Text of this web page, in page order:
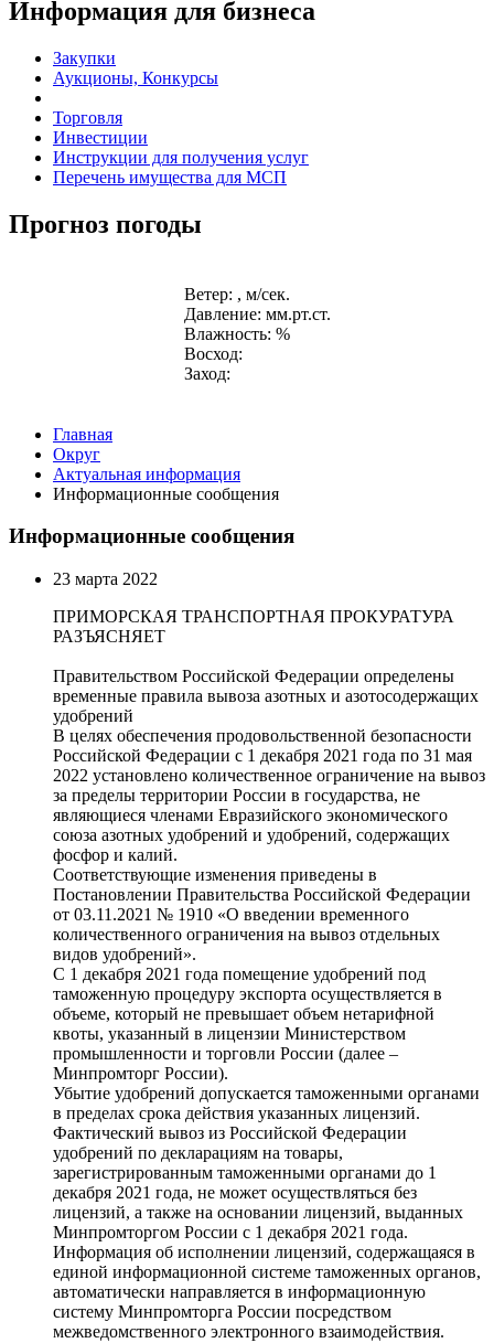
Информация для бизнеса
Закупки
Аукционы, Конкурсы
Торговля
Инвестиции
Инструкции для получения услуг
Перечень имущества для МСП
Прогноз погоды
Ветер: , м/сек.
Давление: мм.рт.ст.
Влажность: %
Восход:
Заход:
Главная
Округ
Актуальная информация
Информационные сообщения
Информационные сообщения
23 марта 2022
ПРИМОРСКАЯ ТРАНСПОРТНАЯ ПРОКУРАТУРА
РАЗЪЯСНЯЕТ
Правительством Российской Федерации определены
временные правила вывоза азотных и азотосодержащих
удобрений
В целях обеспечения продовольственной безопасности
Российской Федерации с 1 декабря 2021 года по 31 мая
2022 установлено количественное ограничение на вывоз
за пределы территории России в государства, не
являющиеся членами Евразийского экономического
союза азотных удобрений и удобрений, содержащих
фосфор и калий.
Соответствующие изменения приведены в
Постановлении Правительства Российской Федерации
от 03.11.2021 № 1910 «О введении временного
количественного ограничения на вывоз отдельных
видов удобрений».
С 1 декабря 2021 года помещение удобрений под
таможенную процедуру экспорта осуществляется в
объеме, который не превышает объем нетарифной
квоты, указанный в лицензии Министерством
промышленности и торговли России (далее –
Минпромторг России).
Убытие удобрений допускается таможенными органами
в пределах срока действия указанных лицензий.
Фактический вывоз из Российской Федерации
удобрений по декларациям на товары,
зарегистрированным таможенными органами до 1
декабря 2021 года, не может осуществляться без
лицензий, а также на основании лицензий, выданных
Минпромторгом России с 1 декабря 2021 года.
Информация об исполнении лицензий, содержащаяся в
единой информационной системе таможенных органов,
автоматически направляется в информационную
систему Минпромторга России посредством
межведомственного электронного взаимодействия.